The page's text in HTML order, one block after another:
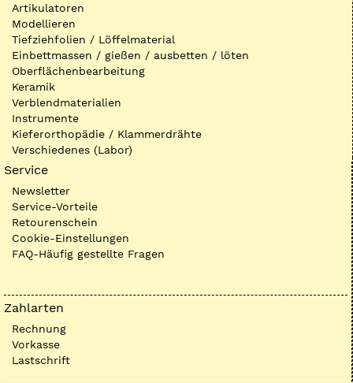
Artikulatoren
Modellieren
Tiefziehfolien / Löffelmaterial
Einbettmassen / gießen / ausbetten / löten
Oberflächenbearbeitung
Keramik
Verblendmaterialien
Instrumente
Kieferorthopädie / Klammerdrähte
Verschiedenes (Labor)
Service
Newsletter
Service-Vorteile
Retourenschein
Cookie-Einstellungen
FAQ-Häufig gestellte Fragen
Zahlarten
Rechnung
Vorkasse
Lastschrift